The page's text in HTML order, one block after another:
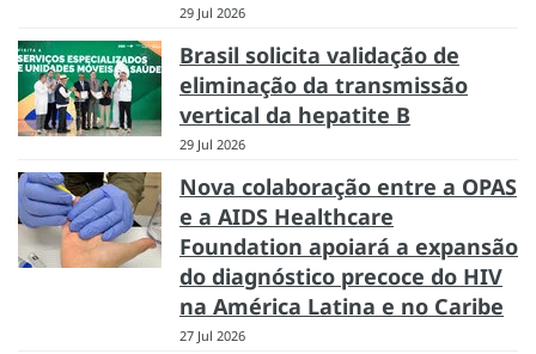
29 Jul 2026
Brasil solicita validação de
eliminação da transmissão
vertical da hepatite B
29 Jul 2026
Nova colaboração entre a OPAS
e a AIDS Healthcare
Foundation apoiará a expansão
do diagnóstico precoce do HIV
na América Latina e no Caribe
27 Jul 2026